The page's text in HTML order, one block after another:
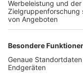
TOP-PARTNER